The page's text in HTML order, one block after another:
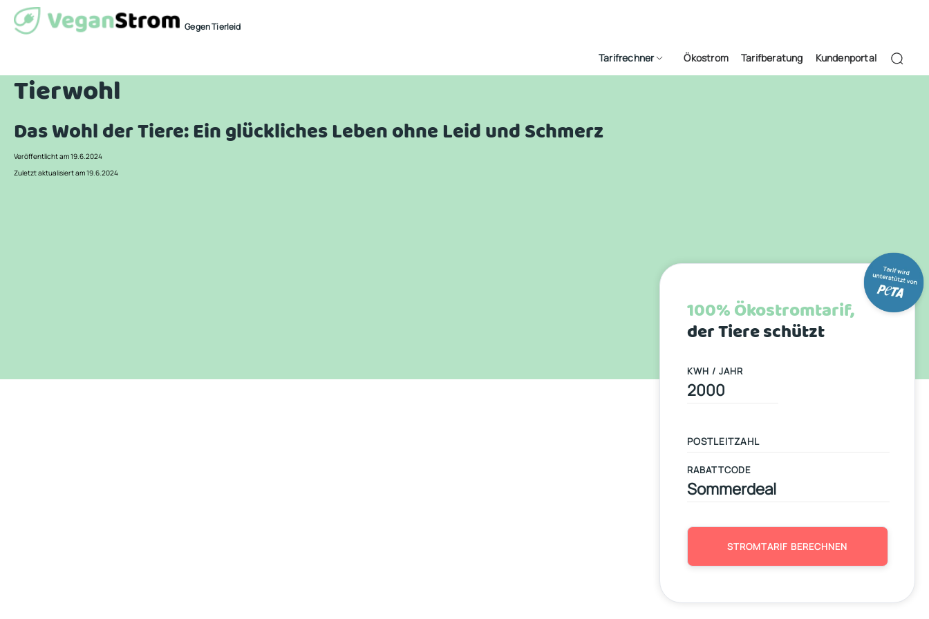
Gegen Tierleid
Tarifrechner Ökostrom Tarifberatung Kundenportal
Tierwohl
Das Wohl der Tiere: Ein glückliches Leben ohne Leid und Schmerz
Veröffentlicht am 19.6.2024
Zuletzt aktualisiert am 19.6.2024
100% Ökostromtarif,
der Tiere schützt
KWH / JAHR
RABATTCODE
STROMTARIF BERECHNEN